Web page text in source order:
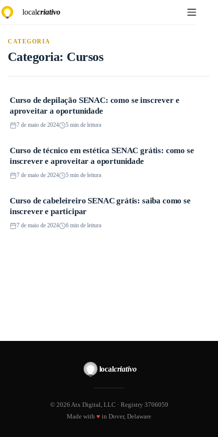
para
localcriativo
CATEGORIA
Categoria: Cursos
Cursos
Curso de depilação SENAC: como se inscrever e
aproveitar a oportunidade
7 de maio de 2024 5 min de leitura
Cursos
Curso de técnico em estética SENAC grátis: como se
inscrever e aproveitar a oportunidade
7 de maio de 2024 5 min de leitura
Cursos
Curso de cabeleireiro SENAC grátis: saiba como se
inscrever e participar
7 de maio de 2024 6 min de leitura
localcriativo
© 2026 Atx Digital, LLC · Registry 3706059
Made with ♥ in Dover, Delaware